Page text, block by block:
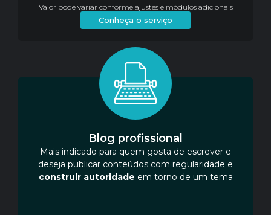
Valor pode variar conforme ajustes e módulos adicionais
Conheça o serviço
Blog profissional
Mais indicado para quem gosta de escrever e
deseja publicar conteúdos com regularidade e
construir autoridade em torno de um tema